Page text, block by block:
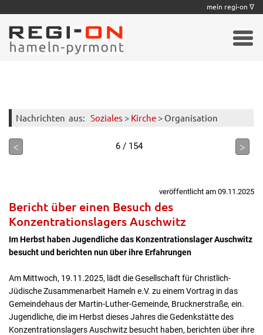
Nachrichten aus: Soziales > Kirche > Organisation
< 6 / 154 >
veröffentlicht am 09.11.2025
Bericht über einen Besuch des
Konzentrationslagers Auschwitz
Im Herbst haben Jugendliche das Konzentrationslager Auschwitz
besucht und berichten nun über ihre Erfahrungen
Am Mittwoch, 19.11.2025, lädt die Gesellschaft für Christlich-
Jüdische Zusammenarbeit Hameln e.V. zu einem Vortrag in das
Gemeindehaus der Martin-Luther-Gemeinde, Brucknerstraße, ein.
Jugendliche, die im Herbst dieses Jahres die Gedenkstätte des
Konzentrationslagers Auschwitz besucht haben, berichten über ihre
mein regi-on ∇